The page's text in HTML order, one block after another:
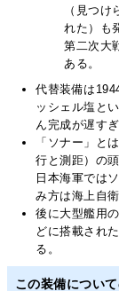
（見つ
れた）も
第二次大
ある。
代替装備は
ッシェル塩と
ん完成が遅すぎ
「ソナー」と
行と測距）の
日本海軍では
み方は海上自
後に大型艦用の
どに搭載され
る。
この装備につい